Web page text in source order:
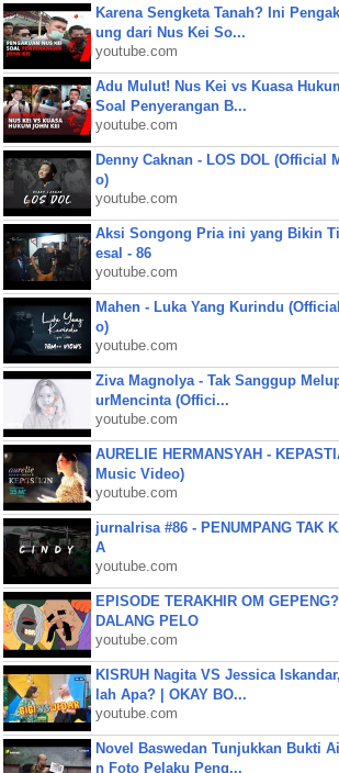
Karena Sengketa Tanah? Ini
ung dari Nus Kei So...
youtube.com
Adu Mulut! Nus Kei vs Kuasa
Soal Penyerangan B...
youtube.com
Denny Caknan - LOS DOL (Official
o)
youtube.com
Aksi Songong Pria ini yang Bikin
esal - 86
youtube.com
Mahen - Luka Yang Kurindu
o)
youtube.com
Ziva Magnolya - Tak Sanggup
urMencinta (Offici...
youtube.com
AURELIE HERMANSYAH -
Music Video)
youtube.com
jurnalrisa #86 - PENUMPANG TAK
A
youtube.com
EPISODE TERAKHIR OM
DALANG PELO
youtube.com
KISRUH Nagita VS Jessica
lah Apa? | OKAY BO...
youtube.com
Novel Baswedan Tunjukkan Bukti
n Foto Pelaku Peng...